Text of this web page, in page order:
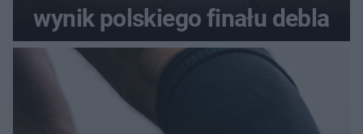
wynik polskiego finału debla